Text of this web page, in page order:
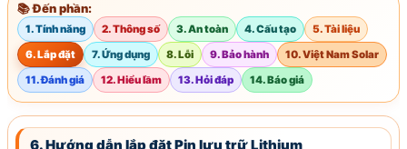
📚 Đến phần:
1. Tính năng 2. Thông số 3. An toàn 4. Cấu tạo
5. Tài liệu
6. Lắp đặt
7. Ứng dụng 8. Lỗi 9. Bảo hành
10. Việt Nam Solar
11. Đánh giá
12. Hiểu lầm 13. Hỏi đáp 14. Báo giá
6. Hướng dẫn lắp đặt Pin lưu trữ Lithium